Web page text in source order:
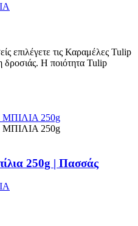
επιλέγετε τις Καραμέλες Tulip
δροσιάς. Η ποιότητα Tulip
250g | Πασσάς